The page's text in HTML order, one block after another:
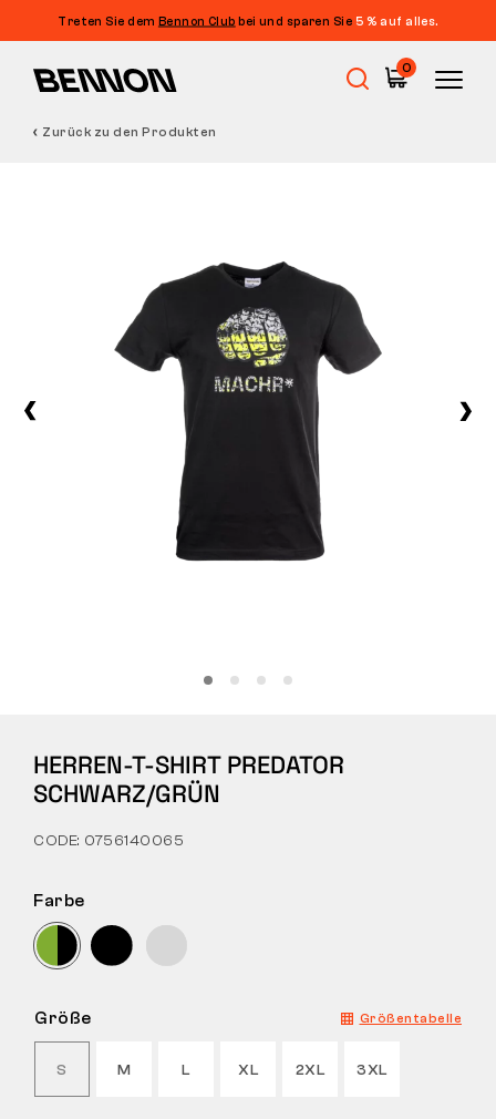
Treten Sie dem Bennon Club bei und sparen Sie 5 % auf alles.
0
Barfußschuhe
Freizeitschuhe
ÜBER UNS
LADEN MIT BISTRO
KONTAKT
RÜCKGABE
Zurück zu den Produkten
HERREN-T-SHIRT PREDATOR
SCHWARZ/GRÜN
CODE: 0756140065
Farbe
Größe Größentabelle
S M L XL 2XL 3XL